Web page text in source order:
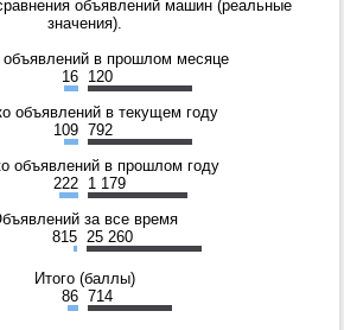
объявлений машин (реальные
значения).
объявлений в прошлом месяце
16 120
объявлений в текущем году
109 792
объявлений в прошлом году
222 1 179
за все время
815 25 260
Итого (баллы)
86 714